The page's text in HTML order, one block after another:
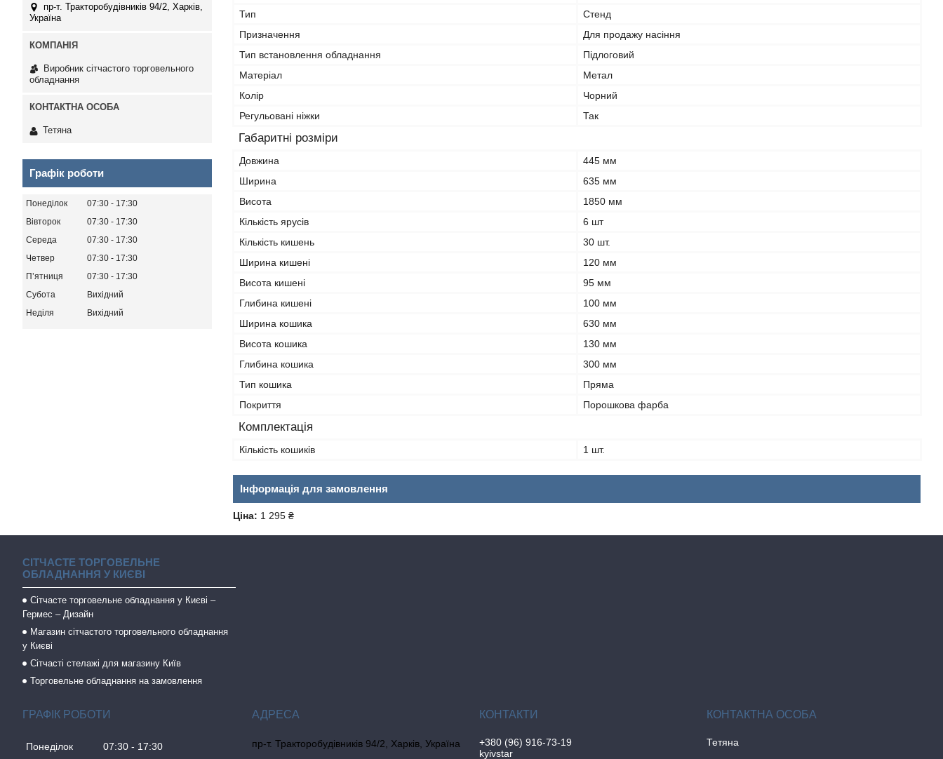
Тип
Стенд
Призначення
Для продажу насіння
Тип встановлення обладнання
Підлоговий
Матеріал
Метал
Колір
Чорний
Регульовані ніжки
Так
Габаритні розміри
Довжина
445 мм
Ширина
635 мм
Висота
1850 мм
Кількість ярусів
6 шт
Кількість кишень
30 шт.
Ширина кишені
120 мм
Висота кишені
95 мм
Глибина кишені
100 мм
Ширина кошика
630 мм
Висота кошика
130 мм
Глибина кошика
300 мм
Тип кошика
Пряма
Покриття
Порошкова фарба
Комплектація
Кількість кошиків 1 шт.
Інформація для замовлення
Ціна: 1 295 ₴
пр-т. Тракторобудівників 94/2, Харків,
Україна
Виробник сітчастого торговельного
обладнання
Тетяна
Графік роботи
Понеділок 07:30
17:30
Вівторок
07:30
17:30
Середа
07:30
17:30
Четвер
07:30
17:30
Пʼятниця
07:30
17:30
Субота
Вихідний
Неділя
Вихідний
СІТЧАСТЕ ТОРГОВЕЛЬНЕ
ОБЛАДНАННЯ У КИЄВІ
Сітчасте торговельне обладнання у Києві –
Гермес – Дизайн
Магазин сітчастого торговельного обладнання
у Києві
Сітчасті стелажі для магазину Київ
Торговельне обладнання на замовлення
ГРАФІК РОБОТИ
Понеділок 07:30 17:30 пр-т. Тракторобудівників 94/2, Харків, Україна
+380 (96) 916-73-19
kyivstar
Тетяна